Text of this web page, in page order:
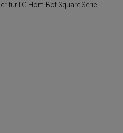
für LG Hom-Bot Square Serie